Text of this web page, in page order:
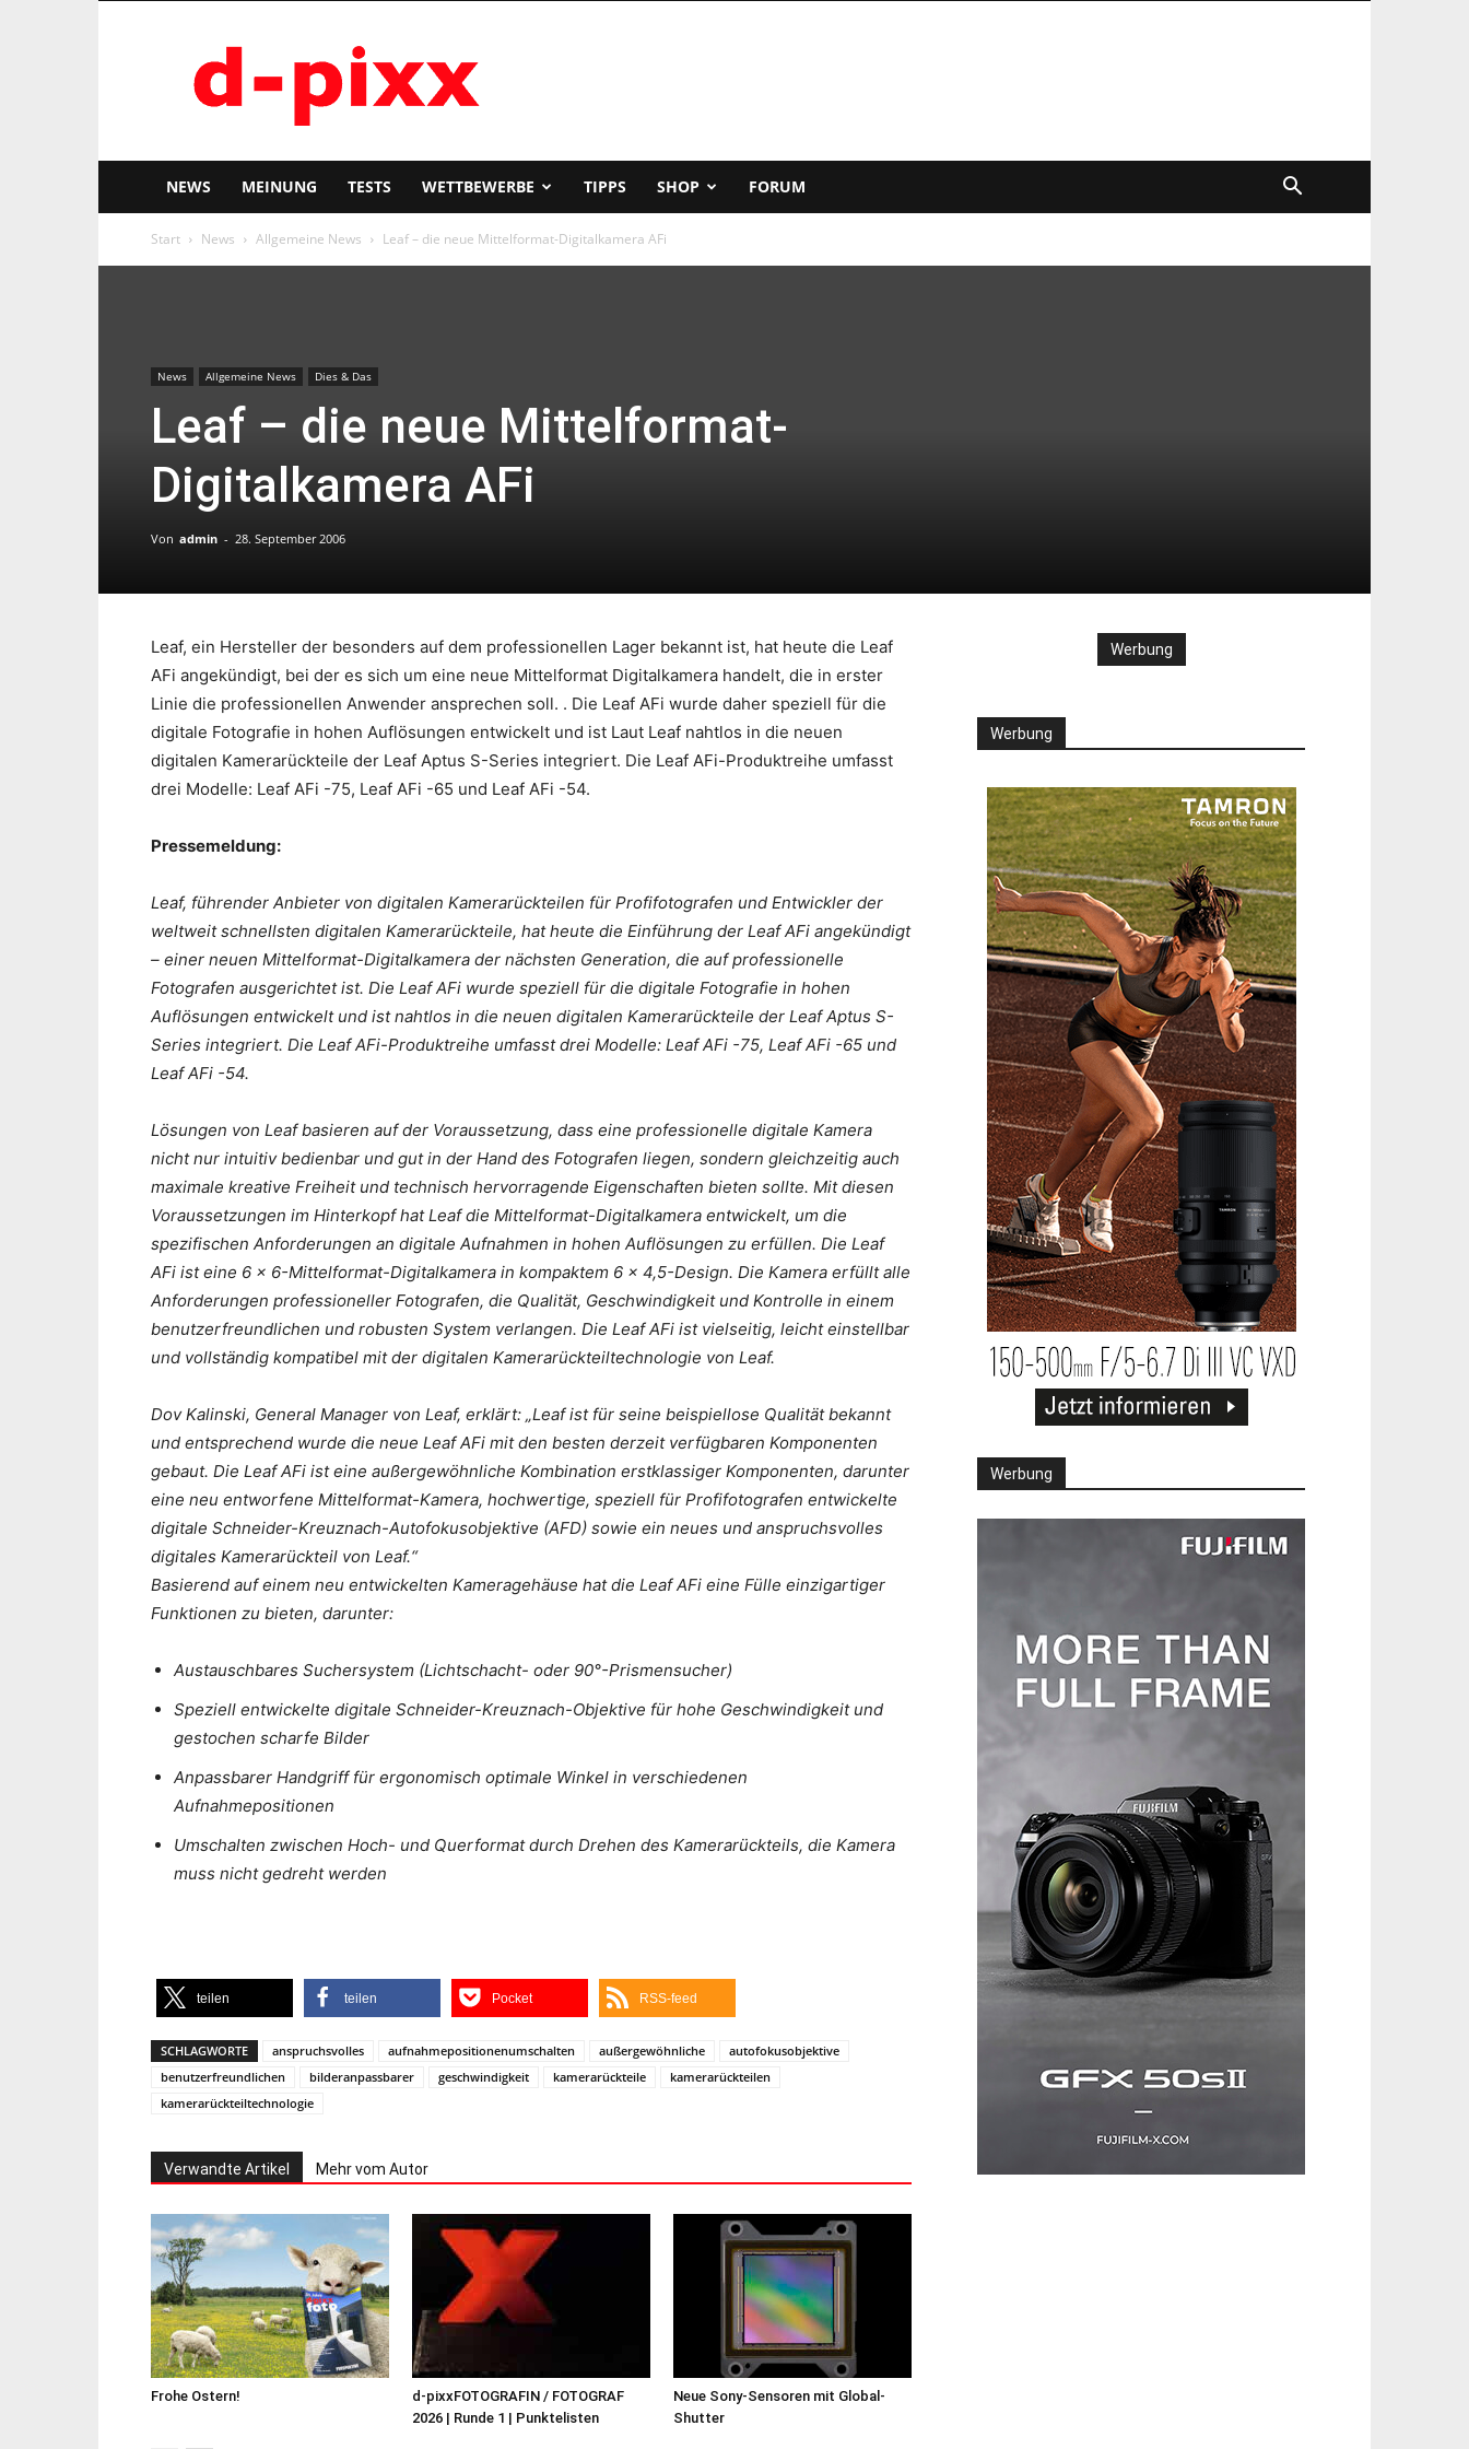
pixx
NEWS MEINUNG TESTS WETTBEWERBE TIPPS SHOP FORUM
Start News Allgemeine News Leaf – die neue Mittelformat-Digitalkamera AFi
News Allgemeine News Dies & Das
Leaf – die neue Mittelformat-
Digitalkamera AFi
Von admin - 28. September 2006
Leaf, ein Hersteller der besonders auf dem professionellen Lager bekannt ist, hat heute die Leaf
AFi angekündigt, bei der es sich um eine neue Mittelformat Digitalkamera handelt, die in erster
Linie die professionellen Anwender ansprechen soll. . Die Leaf AFi wurde daher speziell für die
digitale Fotografie in hohen Auflösungen entwickelt und ist Laut Leaf nahtlos in die neuen
digitalen Kamerarückteile der Leaf Aptus S-Series integriert. Die Leaf AFi-Produktreihe umfasst
drei Modelle: Leaf AFi -75, Leaf AFi -65 und Leaf AFi -54.
Pressemeldung:
Leaf, führender Anbieter von digitalen Kamerarückteilen für Profifotografen und Entwickler der
weltweit schnellsten digitalen Kamerarückteile, hat heute die Einführung der Leaf AFi angekündigt
– einer neuen Mittelformat-Digitalkamera der nächsten Generation, die auf professionelle
Fotografen ausgerichtet ist. Die Leaf AFi wurde speziell für die digitale Fotografie in hohen
Auflösungen entwickelt und ist nahtlos in die neuen digitalen Kamerarückteile der Leaf Aptus S-
Series integriert. Die Leaf AFi-Produktreihe umfasst drei Modelle: Leaf AFi -75, Leaf AFi -65 und
Leaf AFi -54.
Lösungen von Leaf basieren auf der Voraussetzung, dass eine professionelle digitale Kamera
nicht nur intuitiv bedienbar und gut in der Hand des Fotografen liegen, sondern gleichzeitig auch
maximale kreative Freiheit und technisch hervorragende Eigenschaften bieten sollte. Mit diesen
Voraussetzungen im Hinterkopf hat Leaf die Mittelformat-Digitalkamera entwickelt, um die
spezifischen Anforderungen an digitale Aufnahmen in hohen Auflösungen zu erfüllen. Die Leaf
AFi ist eine 6 x 6-Mittelformat-Digitalkamera in kompaktem 6 x 4,5-Design. Die Kamera erfüllt alle
Anforderungen professioneller Fotografen, die Qualität, Geschwindigkeit und Kontrolle in einem
benutzerfreundlichen und robusten System verlangen. Die Leaf AFi ist vielseitig, leicht einstellbar
und vollständig kompatibel mit der digitalen Kamerarückteiltechnologie von Leaf.
Dov Kalinski, General Manager von Leaf, erklärt: „Leaf ist für seine beispiellose Qualität bekannt
und entsprechend wurde die neue Leaf AFi mit den besten derzeit verfügbaren Komponenten
gebaut. Die Leaf AFi ist eine außergewöhnliche Kombination erstklassiger Komponenten, darunter
eine neu entworfene Mittelformat-Kamera, hochwertige, speziell für Profifotografen entwickelte
digitale Schneider-Kreuznach-Autofokusobjektive (AFD) sowie ein neues und anspruchsvolles
digitales Kamerarückteil von Leaf.“
Basierend auf einem neu entwickelten Kameragehäuse hat die Leaf AFi eine Fülle einzigartiger
Funktionen zu bieten, darunter:
Austauschbares Suchersystem (Lichtschacht- oder 90°-Prismensucher)
Speziell entwickelte digitale Schneider-Kreuznach-Objektive für hohe Geschwindigkeit und
gestochen scharfe Bilder
Anpassbarer Handgriff für ergonomisch optimale Winkel in verschiedenen
Aufnahmepositionen
Umschalten zwischen Hoch- und Querformat durch Drehen des Kamerarückteils, die Kamera
muss nicht gedreht werden
teilen teilen Pocket RSS-feed
SCHLAGWORTE anspruchsvolles aufnahmepositionenumschalten außergewöhnliche
autofokusobjektive
benutzerfreundlichen
bilderanpassbarer geschwindigkeit kamerarückteile
kamerarückteilen
kamerarückteiltechnologie
Verwandte Artikel Mehr vom Autor
Frohe Ostern!
d-pixxFOTOGRAFIN / FOTOGRAF
2026 | Runde 1 | Punktelisten
Neue Sony-Sensoren mit Global-
Shutter
Werbung
Werbung
Werbung